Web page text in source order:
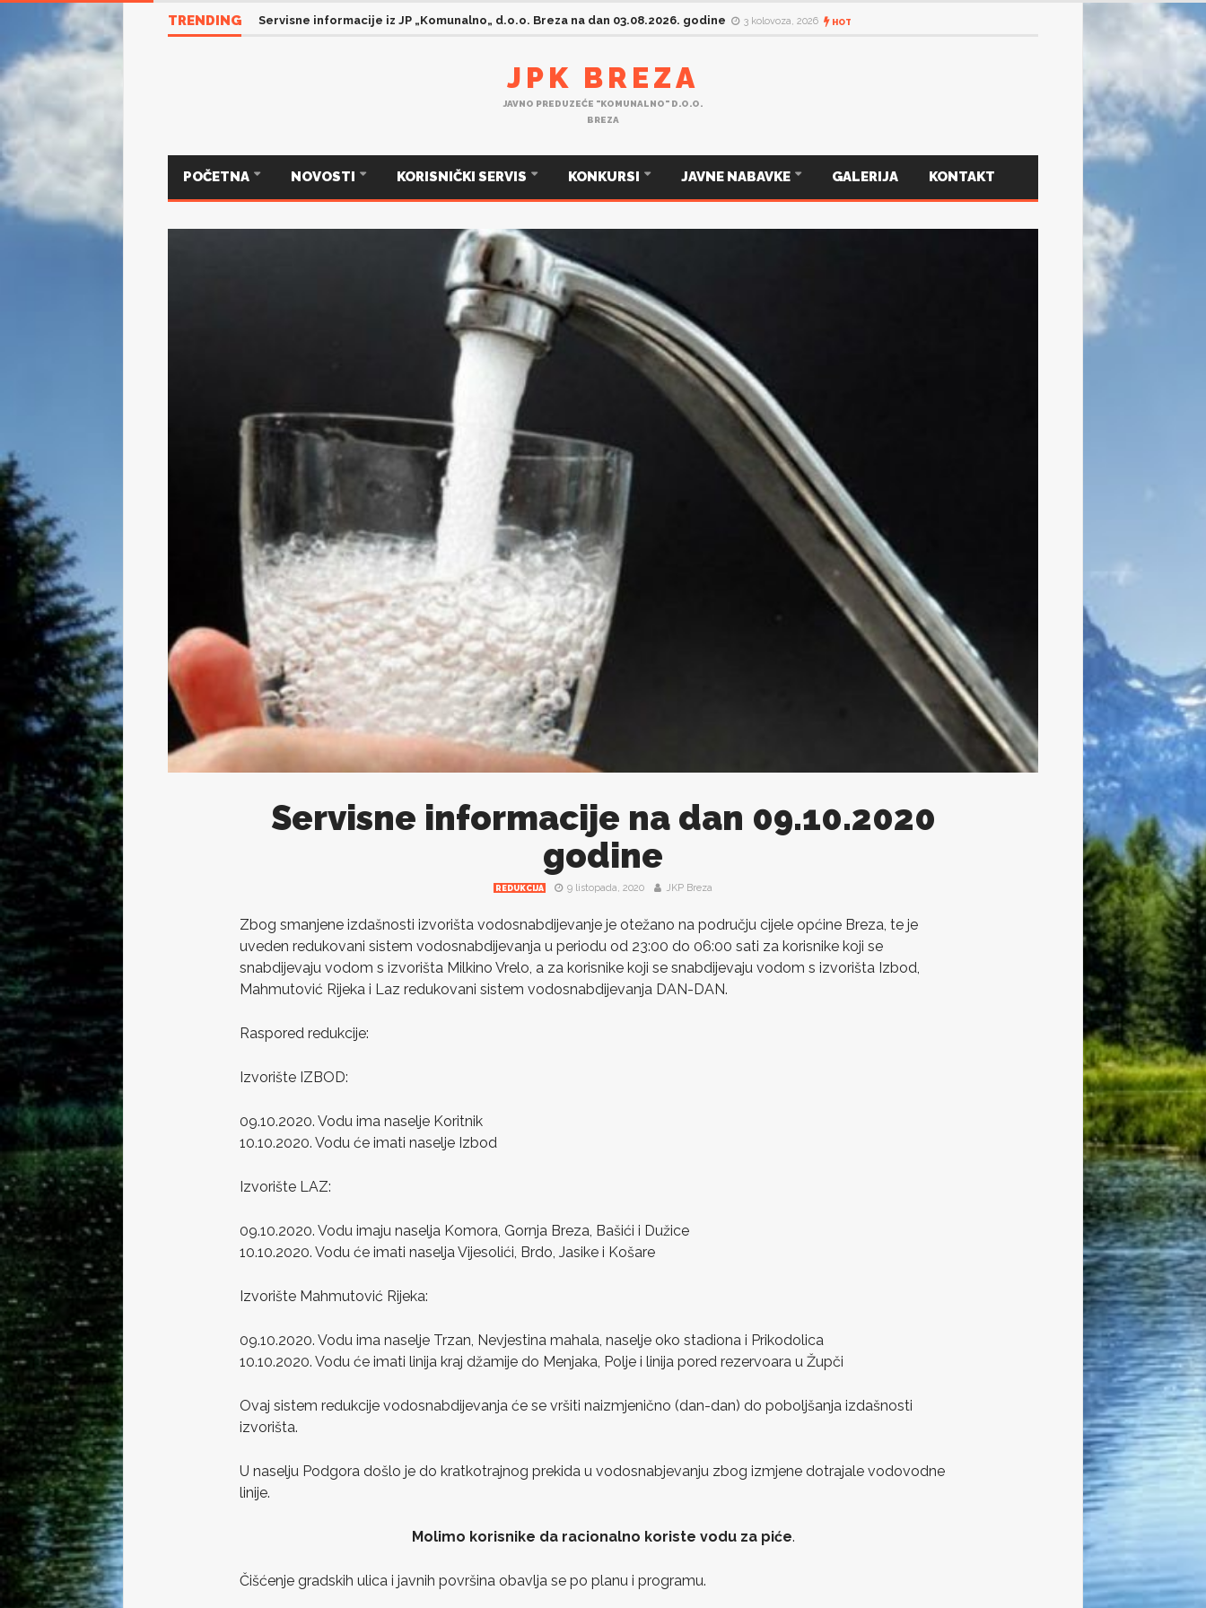
TRENDING Servisne informacije iz JP „Komunalno„ d.o.o. Breza na dan 03.08.2026. godine 3 kolovoza, 2026 HOT
JPK BREZA
JAVNO PREDUZEĆE "KOMUNALNO" D.O.O.
BREZA
POČETNA NOVOSTI KORISNIČKI SERVIS KONKURSI JAVNE NABAVKE GALERIJA KONTAKT
Servisne informacije na dan 09.10.2020
godine
REDUKCIJA 9 listopada, 2020 JKP Breza
Zbog smanjene izdašnosti izvorišta vodosnabdijevanje je otežano na području cijele općine Breza, te je
uveden redukovani sistem vodosnabdijevanja u periodu od 23:00 do 06:00 sati za korisnike koji se
snabdijevaju vodom s izvorišta Milkino Vrelo, a za korisnike koji se snabdijevaju vodom s izvorišta Izbod,
Mahmutović Rijeka i Laz redukovani sistem vodosnabdijevanja DAN-DAN.
Raspored redukcije:
Izvorište IZBOD:
09.10.2020. Vodu ima naselje Koritnik
10.10.2020. Vodu će imati naselje Izbod
Izvorište LAZ:
09.10.2020. Vodu imaju naselja Komora, Gornja Breza, Bašići i Dužice
10.10.2020. Vodu će imati naselja Vijesolići, Brdo, Jasike i Košare
Izvorište Mahmutović Rijeka:
09.10.2020. Vodu ima naselje Trzan, Nevjestina mahala, naselje oko stadiona i Prikodolica
10.10.2020. Vodu će imati linija kraj džamije do Menjaka, Polje i linija pored rezervoara u Župči
Ovaj sistem redukcije vodosnabdijevanja će se vršiti naizmjenično (dan-dan) do poboljšanja izdašnosti
izvorišta.
U naselju Podgora došlo je do kratkotrajnog prekida u vodosnabjevanju zbog izmjene dotrajale vodovodne
linije.
Molimo korisnike da racionalno koriste vodu za piće.
Čišćenje gradskih ulica i javnih površina obavlja se po planu i programu.